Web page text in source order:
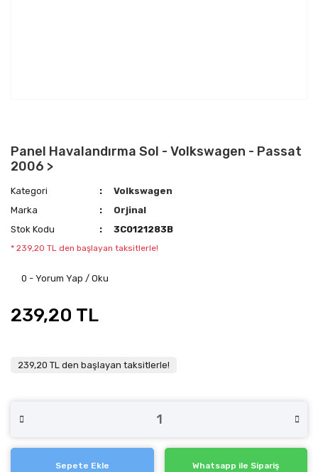
Panel Havalandırma Sol - Volkswagen - Passat
2006 >
Kategori
Volkswagen
Marka
Orjinal
Stok Kodu
3C0121283B
* 239,20 TL den başlayan taksitlerle!
0 - Yorum Yap / Oku
239,20 TL
239,20 TL den başlayan taksitlerle!
Sepete Ekle Whatsapp ile Sipariş